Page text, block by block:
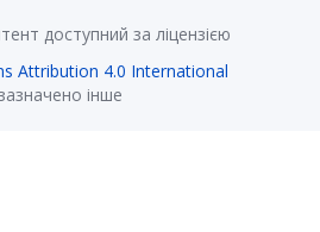
доступний за ліцензією
Attribution 4.0 International
інше